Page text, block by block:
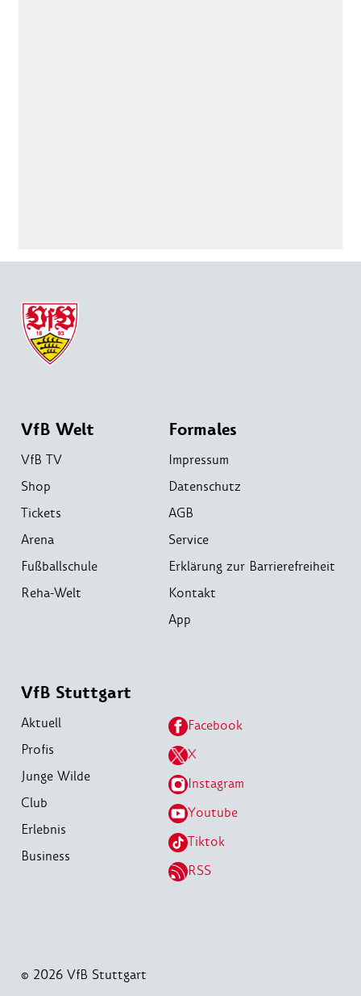
VfB Welt
VfB TV
Shop
Tickets
Arena
Fußballschule
Reha-Welt
Formales
Impressum
Datenschutz
AGB
Service
Erklärung zur Barrierefreiheit
Kontakt
App
VfB Stuttgart
Aktuell
Profis
Junge Wilde
Club
Erlebnis
Business
Facebook
X
Instagram
Youtube
Tiktok
RSS
© 2026 VfB Stuttgart